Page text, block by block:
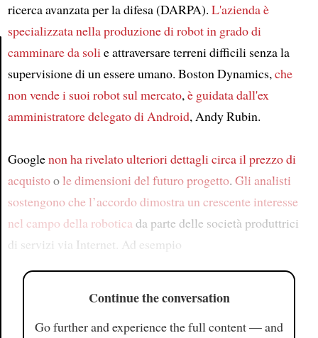
Article
ricerca avanzata per la difesa (DARPA). L'azienda è
specializzata nella produzione di robotin grado di
camminare da solie attraversare terreni difficili senza la
supervisione di un essere umano. Boston Dynamics,che
non vende i suoi robot sul mercato,è guidata dall'ex
amministratore delegato di Android, Andy Rubin.
Googlenon ha rivelato ulteriori dettaglicirca il prezzo di
acquistoole dimensioni del futuro progetto. Gli analisti
sostengono che l’accordo dimostra un crescente interesse
nel campo della robotica da parte delle società produttrici
di servizi via Internet. Ad esempio
Continue the conversation
Go further and experience the full content — and